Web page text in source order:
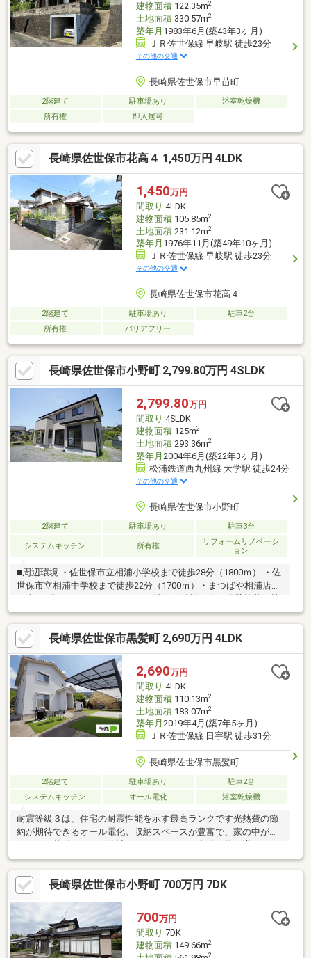
建物面積122.35m2
土地面積330.57m2
築年月 1983年6月(築43年3ヶ月)
ＪＲ佐世保線 早岐駅 徒歩23分
その他の交通
長崎県佐世保市早苗町
2階建て 駐車場あり
浴室乾燥機
所有権
即入居可
長崎県佐世保市花高４ 1,450万円 4LDK
1,450万円
間取り 4LDK
建物面積105.85m2
土地面積231.12m2
築年月 1976年11月(築49年10ヶ月)
ＪＲ佐世保線 早岐駅 徒歩23分
その他の交通
長崎県佐世保市花高４
2階建て 駐車場あり
駐車2台
所有権
バリアフリー
長崎県佐世保市小野町 2,799.80万円 4SLDK
2,799.80万円
間取り 4SLDK
建物面積125m2
土地面積293.36m2
築年月 2004年6月(築22年3ヶ月)
松浦鉄道西九州線 大学駅 徒歩24分
その他の交通
長崎県佐世保市小野町
2階建て 駐車場あり 駐車3台
システムキッチン 所有権
リフォームリノベーシ
ョン
■周辺環境 ・佐世保市立相浦小学校まで徒歩28分（1800ｍ） ・佐
世保市立相浦中学校まで徒歩22分（1700ｍ）・まつばや相浦店ま
で車で3分（1600m）■リフォーム情報≪外構工事≫外壁塗装、植
栽撤去、土間高圧洗浄≪内装工事≫キッチン交換、ウォシュレッ
ト交換（2ヵ所）、洗面台交換、床・クロス貼替、畳表替え、襖・
障子張替、一部建具交換、照明設置、追い焚き付き、インターホ
ン設置、シャワー付き外水栓■2026年5月リフォーム工事完了平日
のご予約もOK！開催時間／10:00～18:00（火・水定休）ご予約状
況により、ご希望に添えない場合がございます。予めご了承下さ
い。
長崎県佐世保市黒髪町 2,690万円 4LDK
2,690万円
間取り 4LDK
建物面積110.13m2
土地面積183.07m2
築年月 2019年4月(築7年5ヶ月)
ＪＲ佐世保線 日宇駅 徒歩31分
長崎県佐世保市黒髪町
2階建て 駐車場あり
駐車2台
システムキッチン
オール電化 浴室乾燥機
耐震等級３は、住宅の耐震性能を示す最高ランクです光熱費の節
約が期待できるオール電化。収納スペースが豊富で、家の中がす
も、広い収納で整理整頓しやすく、快適な生活が送れます
長崎県佐世保市小野町 700万円 7DK
700万円
間取り 7DK
建物面積149.66m2
2